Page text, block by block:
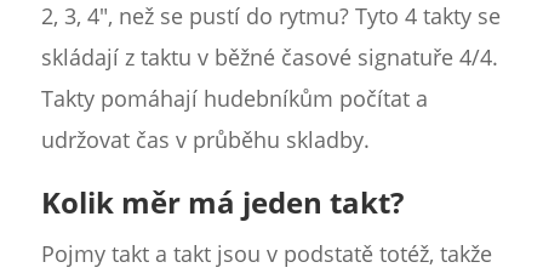
2, 3, 4", než se pustí do rytmu? Tyto 4 takty se
skládají z taktu v běžné časové signatuře 4/4.
Takty pomáhají hudebníkům počítat a
udržovat čas v průběhu skladby.
Kolik měr má jeden takt?
Pojmy takt a takt jsou v podstatě totéž, takže